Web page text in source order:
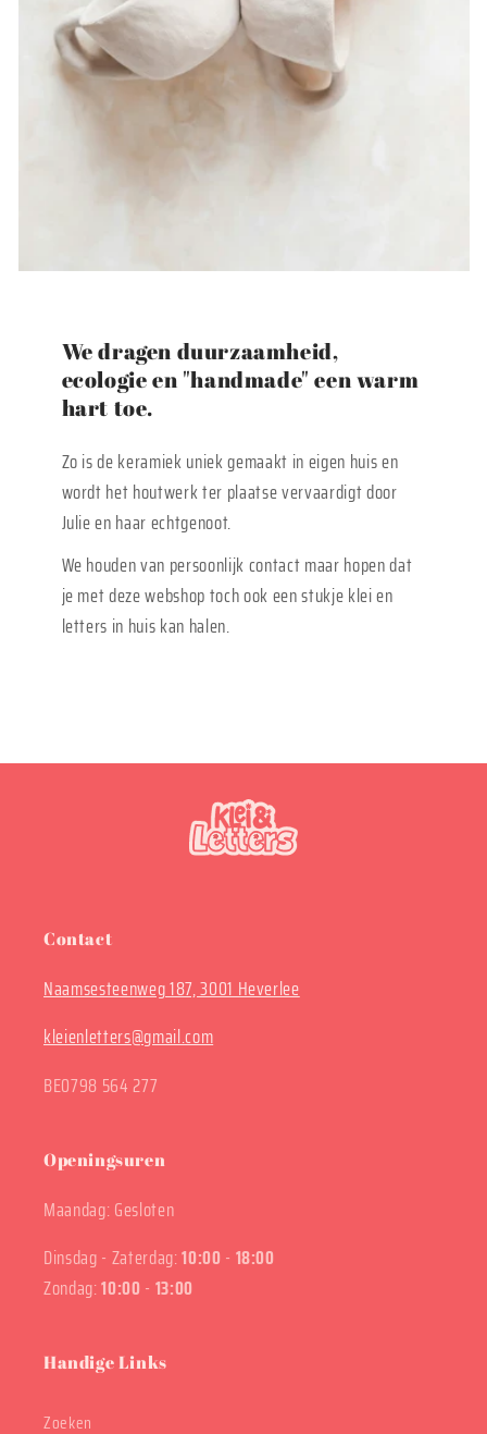
We dragen duurzaamheid,
ecologie en "handmade" een warm
hart toe.
Zo is de keramiek uniek gemaakt in eigen huis en
wordt het houtwerk ter plaatse vervaardigt door
Julie en haar echtgenoot.
We houden van persoonlijk contact maar hopen dat
je met deze webshop toch ook een stukje klei en
letters in huis kan halen.
Contact
Naamsesteenweg 187, 3001 Heverlee
kleienletters@gmail.com
BE0798 564 277
Openingsuren
Maandag: Gesloten
Dinsdag - Zaterdag:10:00 - 18:00
Zondag:10:00 - 13:00
Handige Links
Zoeken